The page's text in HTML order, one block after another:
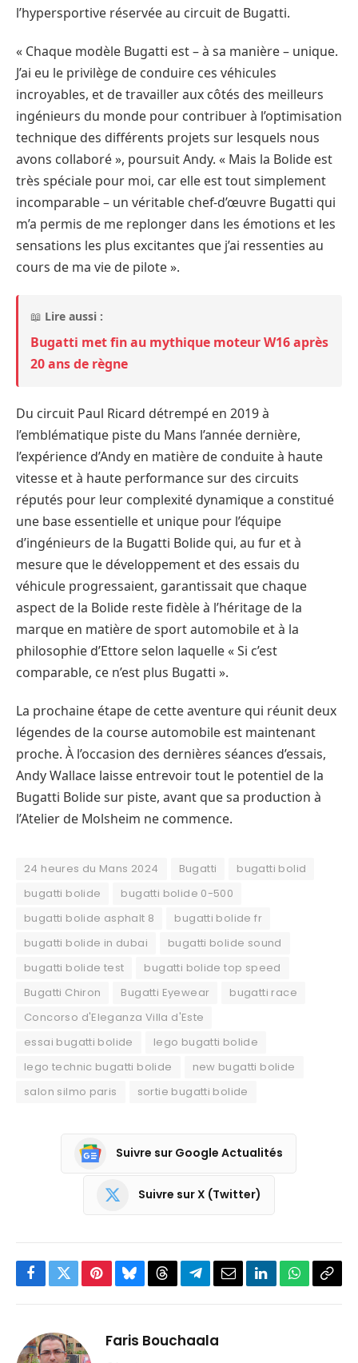
l’hypersportive réservée au circuit de Bugatti.
« Chaque modèle Bugatti est – à sa manière – unique.
J’ai eu le privilège de conduire ces véhicules
incroyables, et de travailler aux côtés des meilleurs
ingénieurs du monde pour contribuer à l’optimisation
technique des différents projets sur lesquels nous
avons collaboré », poursuit Andy. « Mais la Bolide est
très spéciale pour moi, car elle est tout simplement
incomparable – un véritable chef-d’œuvre Bugatti qui
m’a permis de me replonger dans les émotions et les
sensations les plus excitantes que j’ai ressenties au
cours de ma vie de pilote ».
📖 Lire aussi :
Bugatti met fin au mythique moteur W16 après
20 ans de règne
Du circuit Paul Ricard détrempé en 2019 à
l’emblématique piste du Mans l’année dernière,
l’expérience d’Andy en matière de conduite à haute
vitesse et à haute performance sur des circuits
réputés pour leur complexité dynamique a constitué
une base essentielle et unique pour l’équipe
d’ingénieurs de la Bugatti Bolide qui, au fur et à
mesure que le développement et des essais du
véhicule progressaient, garantissait que chaque
aspect de la Bolide reste fidèle à l’héritage de la
marque en matière de sport automobile et à la
philosophie d’Ettore selon laquelle « Si c’est
comparable, ce n’est plus Bugatti ».
La prochaine étape de cette aventure qui réunit deux
légendes de la course automobile est maintenant
proche. À l’occasion des dernières séances d’essais,
Andy Wallace laisse entrevoir tout le potentiel de la
Bugatti Bolide sur piste, avant que sa production à
l’Atelier de Molsheim ne commence.
24 heures du Mans 2024 Bugatti
bugatti bolid
bugatti bolide
bugatti bolide 0-500
bugatti bolide asphalt 8
bugatti bolide fr
bugatti bolide in dubai
bugatti bolide sound
bugatti bolide test
bugatti bolide top speed
Bugatti Chiron
Bugatti Eyewear
bugatti race
Concorso d'Eleganza Villa d'Este
essai bugatti bolide
lego bugatti bolide
lego technic bugatti bolide
new bugatti bolide
salon silmo paris
sortie bugatti bolide
Suivre sur Google Actualités
Suivre sur X (Twitter)
Facebook
TwitterPinterestBlueskyThreadsPartager
Telegram
EmailLinkedInWhatsApp
Faris Bouchaala